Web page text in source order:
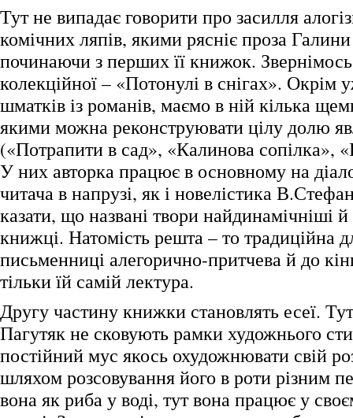
Тут не випадає говорити про засилля
комічних ляпів, якими рясніє проза
починаючи з перших її книжок.
колекційної – «Потонулі в снігах». Окрім
шматків із романів, маємо в ній кілька
якими можна реконструювати цілу долю
(«Потрапити в сад», «Калинова сопілка»,
У них авторка працює в основному на
читача в напрузі, як і новелістика
казати, що названі твори найдинамічніші
книжці. Натомість решта – то традиційна
письменниці алегорично-притчева й до
тільки їй самій лектура.
Другу частину книжки становлять есеї.
Пагутяк не сковують рамки художнього
постійний мус якось охудожнювати свій
шляхом розсовування його в роти різним
вона як риба у воді, тут вона працює у